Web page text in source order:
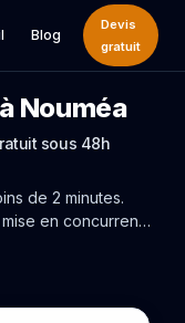
Blog
Devis
gratuit
Nouméa
sous 48h
de 2 minutes.
en concurrence